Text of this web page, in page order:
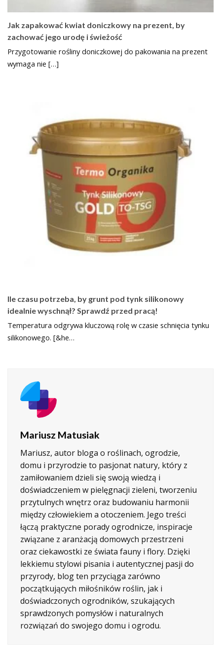
Jak zapakować kwiat doniczkowy na prezent, by
zachować jego urodę i świeżość
Przygotowanie rośliny doniczkowej do pakowania na prezent
wymaga nie […]
Ile czasu potrzeba, by grunt pod tynk silikonowy
idealnie wyschnął? Sprawdź przed pracą!
Temperatura odgrywa kluczową rolę w czasie schnięcia tynku
silikonowego. [&he…
Mariusz Matusiak
Mariusz, autor bloga o roślinach, ogrodzie,
domu i przyrodzie to pasjonat natury, który z
zamiłowaniem dzieli się swoją wiedzą i
doświadczeniem w pielęgnacji zieleni, tworzeniu
przytulnych wnętrz oraz budowaniu harmonii
między człowiekiem a otoczeniem. Jego treści
łączą praktyczne porady ogrodnicze, inspiracje
związane z aranżacją domowych przestrzeni
oraz ciekawostki ze świata fauny i flory. Dzięki
lekkiemu stylowi pisania i autentycznej pasji do
przyrody, blog ten przyciąga zarówno
początkujących miłośników roślin, jak i
doświadczonych ogrodników, szukających
sprawdzonych pomysłów i naturalnych
rozwiązań do swojego domu i ogrodu.